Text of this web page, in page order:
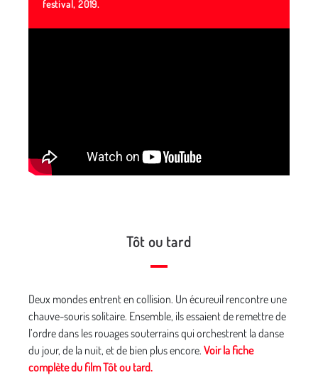
festival, 2019.
Tôt ou tard
Deux mondes entrent en collision. Un écureuil rencontre une
chauve-souris solitaire. Ensemble, ils essaient de remettre de
l’ordre dans les rouages souterrains qui orchestrent la danse
du jour, de la nuit, et de bien plus encore. Voir la fiche
complète du film Tôt ou tard.